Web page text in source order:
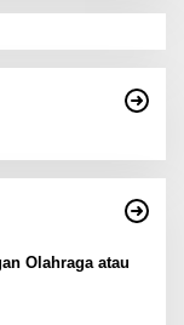
Olahraga atau